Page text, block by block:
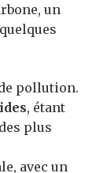
un
pollution.
, étant
plus
avec un